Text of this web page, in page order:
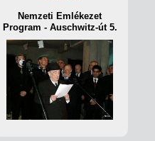
Nemzeti Emlékezet
Program - Auschwitz-út 5.